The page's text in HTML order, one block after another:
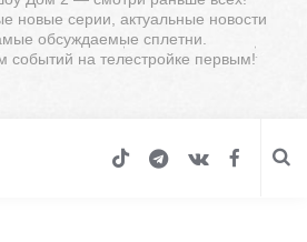
новые серии, актуальные новости
обсуждаемые сплетни.
событий на телестройке первым!